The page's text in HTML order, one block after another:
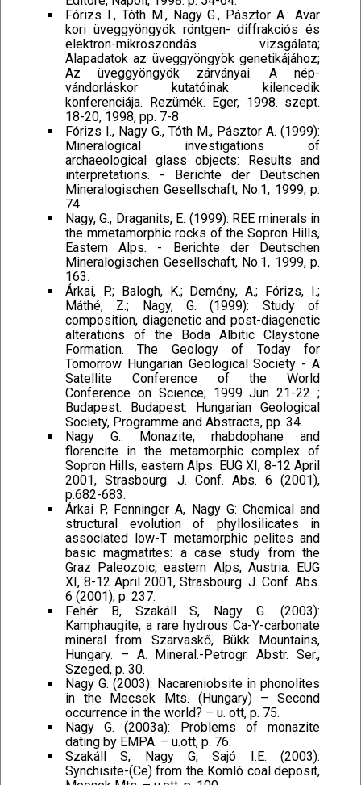
Fórizs I., Tóth M., Nagy G., Pásztor A.: Avar
kori üveggyöngyök röntgen- diffrakciós és
elektron-mikroszondás vizsgálata;
Alapadatok az üveggyöngyök genetikájához;
Az üveggyöngyök zárványai. A nép-
vándorláskor kutatóinak kilencedik
konferenciája. Rezümék. Eger, 1998. szept.
18-20, 1998, pp. 7-8
Fórizs I., Nagy G., Tóth M., Pásztor A. (1999):
Mineralogical investigations of
archaeological glass objects: Results and
interpretations. - Berichte der Deutschen
Mineralogischen Gesellschaft, No.1, 1999, p.
74.
Nagy, G., Draganits, E. (1999): REE minerals in
the mmetamorphic rocks of the Sopron Hills,
Eastern Alps. - Berichte der Deutschen
Mineralogischen Gesellschaft, No.1, 1999, p.
163.
Árkai, P.; Balogh, K.; Demény, A.; Fórizs, I.;
Máthé, Z.; Nagy, G. (1999): Study of
composition, diagenetic and post-diagenetic
alterations of the Boda Albitic Claystone
Formation. The Geology of Today for
Tomorrow Hungarian Geological Society - A
Satellite Conference of the World
Conference on Science; 1999 Jun 21-22 ;
Budapest. Budapest: Hungarian Geological
Society, Programme and Abstracts, pp. 34.
Nagy G.: Monazite, rhabdophane and
florencite in the metamorphic complex of
Sopron Hills, eastern Alps. EUG XI, 8-12 April
2001, Strasbourg. J. Conf. Abs. 6 (2001),
p.682-683.
Árkai P, Fenninger A, Nagy G: Chemical and
structural evolution of phyllosilicates in
associated low-T metamorphic pelites and
basic magmatites: a case study from the
Graz Paleozoic, eastern Alps, Austria. EUG
XI, 8-12 April 2001, Strasbourg. J. Conf. Abs.
6 (2001), p. 237.
Fehér B, Szakáll S, Nagy G. (2003):
Kamphaugite, a rare hydrous Ca-Y-carbonate
mineral from Szarvaskő, Bükk Mountains,
Hungary. – A. Mineral.-Petrogr. Abstr. Ser.,
Szeged, p. 30.
Nagy G. (2003): Nacareniobsite in phonolites
in the Mecsek Mts. (Hungary) – Second
occurrence in the world? – u. ott, p. 75.
Nagy G. (2003a): Problems of monazite
dating by EMPA. – u.ott, p. 76.
Szakáll S, Nagy G, Sajó I.E. (2003):
Synchisite-(Ce) from the Komló coal deposit,